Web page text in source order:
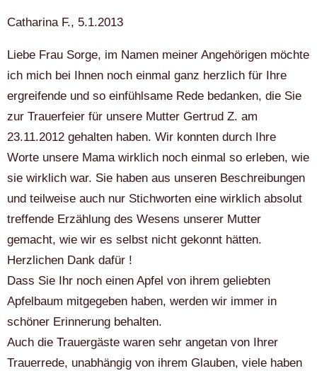
Catharina F., 5.1.2013
Liebe Frau Sorge, im Namen meiner Angehörigen möchte
ich mich bei Ihnen noch einmal ganz herzlich für Ihre
ergreifende und so einfühlsame Rede bedanken, die Sie
zur Trauerfeier für unsere Mutter Gertrud Z. am
23.11.2012 gehalten haben. Wir konnten durch Ihre
Worte unsere Mama wirklich noch einmal so erleben, wie
sie wirklich war. Sie haben aus unseren Beschreibungen
und teilweise auch nur Stichworten eine wirklich absolut
treffende Erzählung des Wesens unserer Mutter
gemacht, wie wir es selbst nicht gekonnt hätten.
Herzlichen Dank dafür !
Dass Sie Ihr noch einen Apfel von ihrem geliebten
Apfelbaum mitgegeben haben, werden wir immer in
schöner Erinnerung behalten.
Auch die Trauergäste waren sehr angetan von Ihrer
Trauerrede, unabhängig von ihrem Glauben, viele haben